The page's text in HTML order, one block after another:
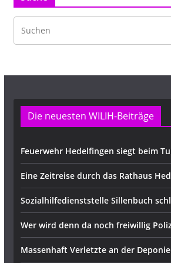
Die neuesten WILIH-Beiträge
Feuerwehr Hedelfingen siegt beim
Eine Zeitreise durch das Rathaus
Sozialhilfedienststelle Sillenbuch
Wer wird denn da noch freiwillig
Massenhaft Verletzte an der